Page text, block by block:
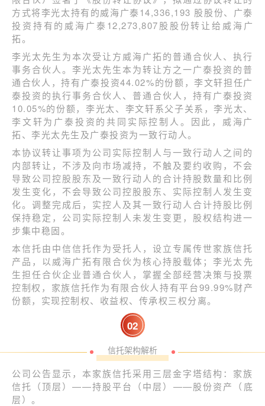
方式将李光太持有的威海广泰14,336,193 股股份、广泰
投资持有的威海广泰12,273,807股股份转让给威海广
拓。
李光太先生为本次受让方威海广拓的普通合伙人、执行
事务合伙人。李光太先生本为转让方之一广泰投资的普
通合伙人，持有广泰投资44.02%的份额，李文轩担任广
泰投资的执行事务合伙人、普通合伙人，持有广泰投资
10.05%的份额，李光太、李文轩系父子关系，李光太、
李文轩为广泰投资的共同实际控制人。因此，威海广
拓、李光太先生及广泰投资为一致行动人。
本协议转让事项为公司实际控制人与一致行动人之间的
内部转让，不涉及向市场减持，不触及要约收购，不会
导致公司控股股东及一致行动人的合计持股数量和比例
发生变化，不会导致公司控股股东、实际控制人发生变
化。调整完成后，实控人及其一致行动人合计持股比例
保持稳定，公司实际控制人未发生变更，股权结构进一
步集中稳固。
本信托由中信信托作为受托人，设立专属传世家族信托
产品，以威海广拓有限合伙为核心持股载体；李光太先
生担任合伙企业普通合伙人，掌握全部经营决策与投票
控制权，家族信托作为有限合伙人持有平台99.99%财产
份额，实现控制权、收益权、传承权三权分离。
02
信托架构解析
公司公告显示，本家族信托采用三层金字塔结构：家族
信托（顶层）——持股平台（中层）——股份资产（底
层）。